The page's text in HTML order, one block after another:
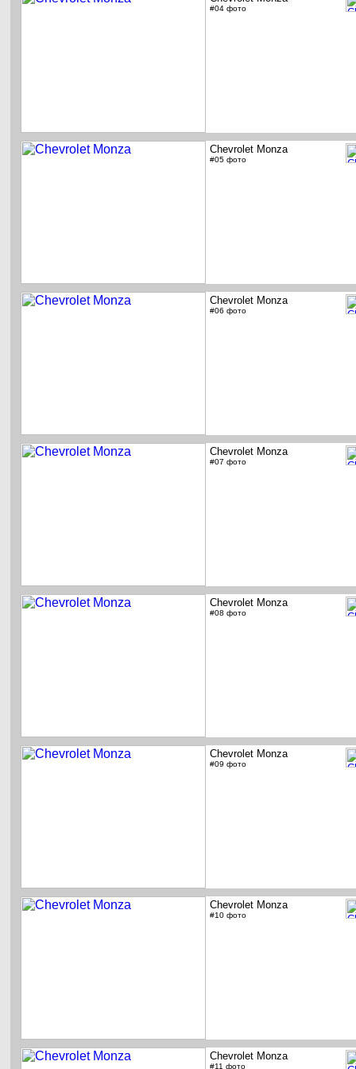
#04 фото
Chevrolet Monza
#05 фото
Chevrolet Monza
#06 фото
Chevrolet Monza
#07 фото
Chevrolet Monza
#08 фото
Chevrolet Monza
#09 фото
Chevrolet Monza
#10 фото
Chevrolet Monza
#11 фото